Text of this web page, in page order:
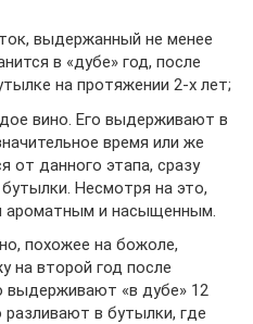
выдержанный не менее
в «дубе» год, после
на протяжении 2-х лет;
вино. Его выдерживают в
время или же
от данного этапа, сразу
Несмотря на это,
ароматным и насыщенным.
похожее на божоле,
на второй год после
выдерживают «в дубе» 12
разливают в бутылки, где